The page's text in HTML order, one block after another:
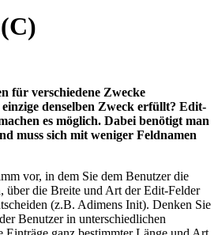
für verschiedene Zwecke
denselben Zweck erfüllt? Edit-
es möglich. Dabei benötigt man
muss sich mit weniger Feldnamen
vor, in dem Sie dem Benutzer die
die Breite und Art der Edit-Felder
(z.B. Adimens Init). Denken Sie
Benutzer in unterschiedlichen